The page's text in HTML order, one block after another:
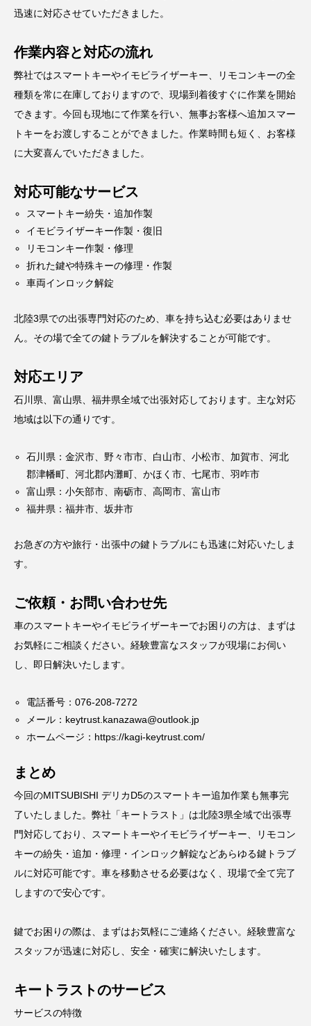
迅速に対応させていただきました。
作業内容と対応の流れ
弊社ではスマートキーやイモビライザーキー、リモコンキーの全
種類を常に在庫しておりますので、現場到着後すぐに作業を開始
できます。今回も現地にて作業を行い、無事お客様へ追加スマー
トキーをお渡しすることができました。作業時間も短く、お客様
に大変喜んでいただきました。
対応可能なサービス
スマートキー紛失・追加作製
イモビライザーキー作製・復旧
リモコンキー作製・修理
折れた鍵や特殊キーの修理・作製
車両インロック解錠
北陸3県での出張専門対応のため、車を持ち込む必要はありませ
ん。その場で全ての鍵トラブルを解決することが可能です。
対応エリア
石川県、富山県、福井県全域で出張対応しております。主な対応
地域は以下の通りです。
石川県：金沢市、野々市市、白山市、小松市、加賀市、河北
郡津幡町、河北郡内灘町、かほく市、七尾市、羽咋市
富山県：小矢部市、南砺市、高岡市、富山市
福井県：福井市、坂井市
お急ぎの方や旅行・出張中の鍵トラブルにも迅速に対応いたしま
す。
ご依頼・お問い合わせ先
車のスマートキーやイモビライザーキーでお困りの方は、まずは
お気軽にご相談ください。経験豊富なスタッフが現場にお伺い
し、即日解決いたします。
電話番号：076-208-7272
メール： keytrust.kanazawa@outlook.jp
ホームページ： https://kagi-keytrust.com/
まとめ
今回のMITSUBISHI デリカD5のスマートキー追加作業も無事完
了いたしました。弊社「キートラスト」は北陸3県全域で出張専
門対応しており、スマートキーやイモビライザーキー、リモコン
キーの紛失・追加・修理・インロック解錠などあらゆる鍵トラブ
ルに対応可能です。車を移動させる必要はなく、現場で全て完了
しますので安心です。
鍵でお困りの際は、まずはお気軽にご連絡ください。経験豊富な
スタッフが迅速に対応し、安全・確実に解決いたします。
キートラストのサービス
サービスの特徴